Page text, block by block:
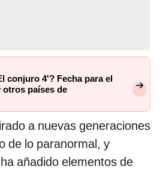
conjuro 4'? Fecha para el
otros países de
a nuevas generaciones
de lo paranormal, y
añadido elementos de